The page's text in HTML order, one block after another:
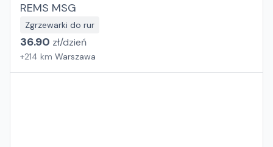
REMS MSG
Zgrzewarki do rur
36.90 zł/dzień
+214 km Warszawa